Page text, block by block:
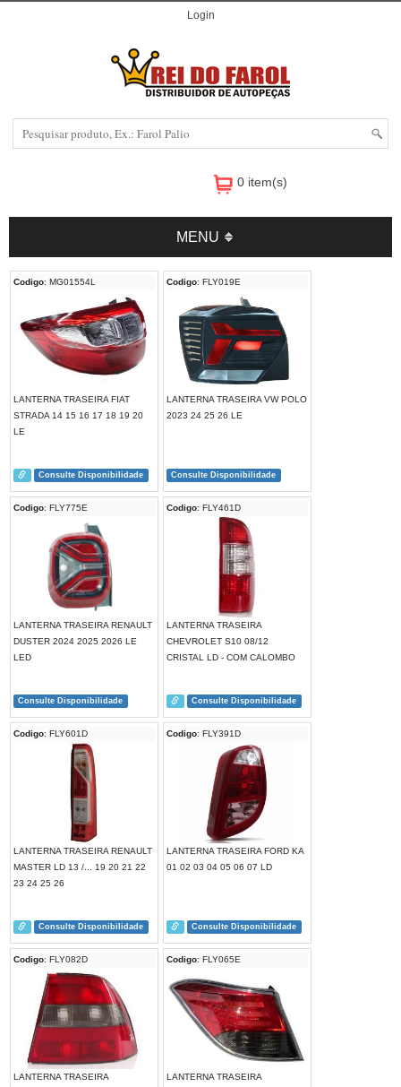
Login
0 item(s)
MENU
Codigo: MG01554L
LANTERNA TRASEIRA FIAT
STRADA 14 15 16 17 18 19 20
LE
Consulte Disponibilidade
Codigo: FLY019E
LANTERNA TRASEIRA VW POLO
2023 24 25 26 LE
Consulte Disponibilidade
Codigo: FLY775E
LANTERNA TRASEIRA RENAULT
DUSTER 2024 2025 2026 LE
LED
Consulte Disponibilidade
Codigo: FLY461D
LANTERNA TRASEIRA
CHEVROLET S10 08/12
CRISTAL LD - COM CALOMBO
Consulte Disponibilidade
Codigo: FLY601D
LANTERNA TRASEIRA RENAULT
MASTER LD 13 /... 19 20 21 22
23 24 25 26
Consulte Disponibilidade
Codigo: FLY391D
LANTERNA TRASEIRA FORD KA
01 02 03 04 05 06 07 LD
Consulte Disponibilidade
Codigo: FLY082D
LANTERNA TRASEIRA
Codigo: FLY065E
LANTERNA TRASEIRA